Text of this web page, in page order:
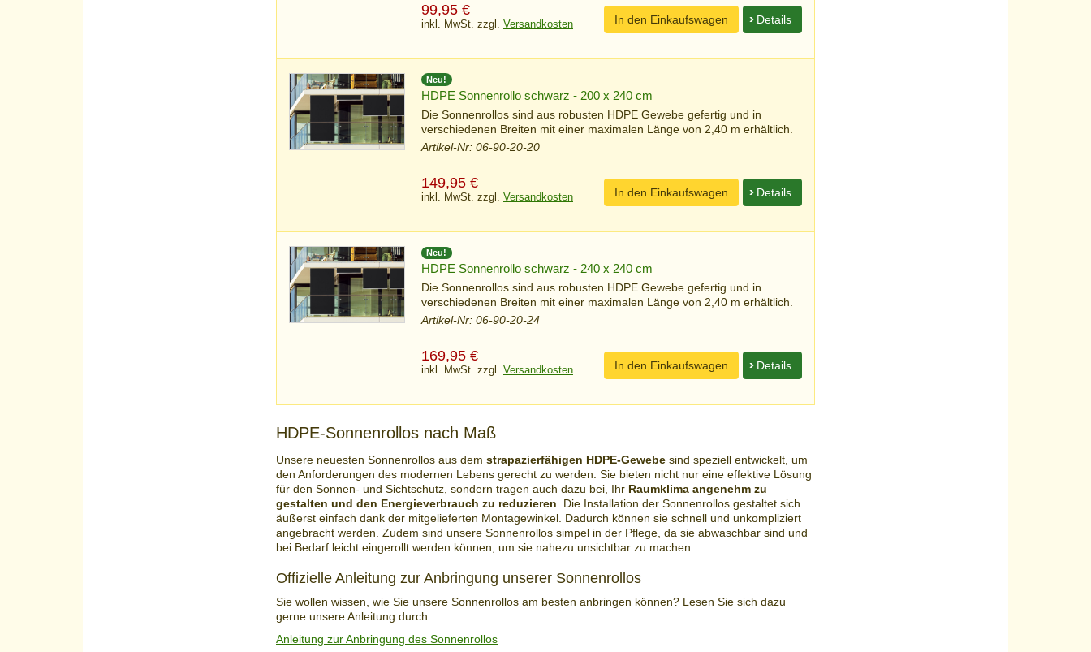
99,95 €
inkl. MwSt. zzgl. Versandkosten Details
In den Einkaufswagen
Neu!
HDPE Sonnenrollo schwarz - 200 x 240 cm
Die Sonnenrollos sind aus robusten HDPE Gewebe gefertig und in
verschiedenen Breiten mit einer maximalen Länge von 2,40 m erhältlich.
Artikel-Nr: 06-90-20-20
149,95 €
inkl. MwSt. zzgl. Versandkosten Details
In den Einkaufswagen
Neu!
HDPE Sonnenrollo schwarz - 240 x 240 cm
Die Sonnenrollos sind aus robusten HDPE Gewebe gefertig und in
verschiedenen Breiten mit einer maximalen Länge von 2,40 m erhältlich.
Artikel-Nr: 06-90-20-24
169,95 €
inkl. MwSt. zzgl. Versandkosten Details
In den Einkaufswagen
HDPE-Sonnenrollos nach Maß
Unsere neuesten Sonnenrollos aus dem strapazierfähigen HDPE-Gewebe sind speziell entwickelt, um
den Anforderungen des modernen Lebens gerecht zu werden. Sie bieten nicht nur eine effektive Lösung
für den Sonnen- und Sichtschutz, sondern tragen auch dazu bei, Ihr Raumklima angenehm zu
gestalten und den Energieverbrauch zu reduzieren . Die Installation der Sonnenrollos gestaltet sich
äußerst einfach dank der mitgelieferten Montagewinkel. Dadurch können sie schnell und unkompliziert
angebracht werden. Zudem sind unsere Sonnenrollos simpel in der Pflege, da sie abwaschbar sind und
bei Bedarf leicht eingerollt werden können, um sie nahezu unsichtbar zu machen.
Offizielle Anleitung zur Anbringung unserer Sonnenrollos
Sie wollen wissen, wie Sie unsere Sonnenrollos am besten anbringen können? Lesen Sie sich dazu
gerne unsere Anleitung durch.
Anleitung zur Anbringung des Sonnenrollos